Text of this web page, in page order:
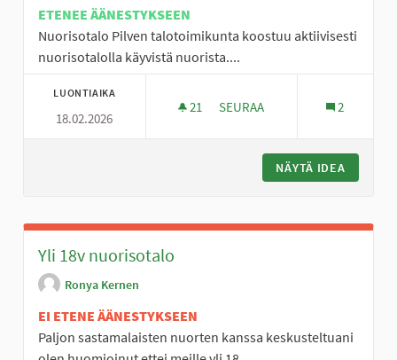
ETENEE ÄÄNESTYKSEEN
Nuorisotalo Pilven talotoimikunta koostuu aktiivisesti
nuorisotalolla käyvistä nuorista....
LUONTIAIKA
18.02.2026
21 21 SEURAAJAA
SEURAA 2
NÄYTÄ IDEA
Yli 18v nuorisotalo
Ronya Kernen
EI ETENE ÄÄNESTYKSEEN
Paljon sastamalaisten nuorten kanssa keskusteltuani